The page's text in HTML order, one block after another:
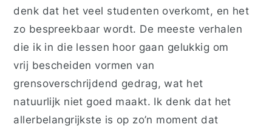
denk dat het veel studenten overkomt, en het
zo bespreekbaar wordt. De meeste verhalen
die ik in die lessen hoor gaan gelukkig om
vrij bescheiden vormen van
grensoverschrijdend gedrag, wat het
natuurlijk niet goed maakt. Ik denk dat het
allerbelangrijkste is op zo’n moment dat